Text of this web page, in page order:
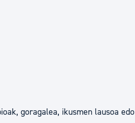
goragalea, ikusmen lausoa edo